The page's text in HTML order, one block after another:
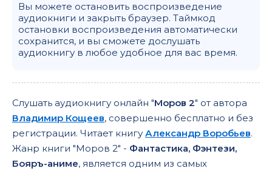
Вы можете остановить воспроизведение
аудиокниги и закрыть браузер. Таймкод
остановки воспроизведения автоматически
сохранится, и вы сможете дослушать
аудиокнигу в любое удобное для вас время.
Слушать аудиокнигу онлайн "Моров 2" от автора
Владимир Кощеев, совершенно бесплатно и без
регистрации. Читает книгу Александр Воробьев.
Жанр книги "Моров 2" - Фантастика, Фэнтези,
Бояръ-аниме, является одним из самых